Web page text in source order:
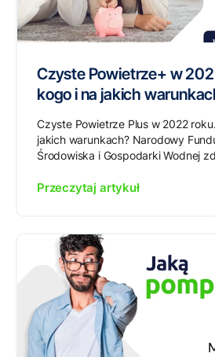
Czyste Powietrze+ w
kogo i na jakich
Czyste Powietrze Plus w 2022
jakich warunkach? Narodowy
Środowiska i Gospodarki Wodnej
Przeczytaj artykuł